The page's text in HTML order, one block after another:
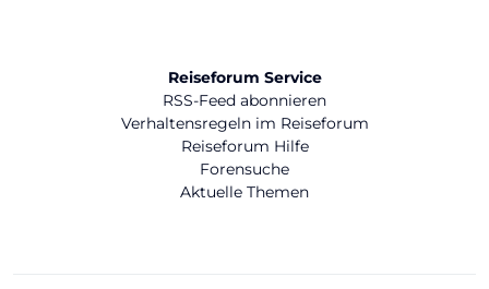
Reiseforum Service
RSS-Feed abonnieren
Verhaltensregeln im Reiseforum
Reiseforum Hilfe
Forensuche
Aktuelle Themen